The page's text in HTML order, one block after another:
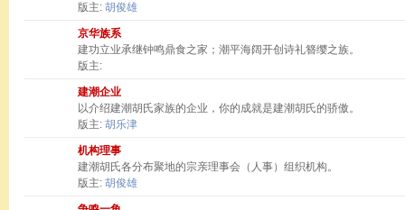
版主: 胡俊雄
京华族系
建功立业承继钟鸣鼎食之家；潮平海阔开创诗礼簪缨之族。
版主:
建潮企业
以介绍建潮胡氏家族的企业，你的成就是建潮胡氏的骄傲。
版主: 胡乐津
机构理事
建潮胡氏各分布聚地的宗亲理事会（人事）组织机构。
版主: 胡俊雄